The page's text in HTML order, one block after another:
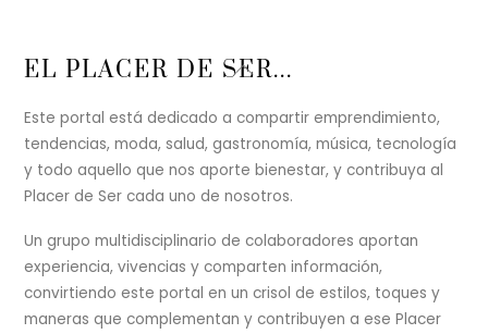
Back
Top
EL PLACER DE SER...
Este portal está dedicado a compartir emprendimiento,
tendencias, moda, salud, gastronomía, música, tecnología
y todo aquello que nos aporte bienestar, y contribuya al
Placer de Ser cada uno de nosotros.
Un grupo multidisciplinario de colaboradores aportan
experiencia, vivencias y comparten información,
convirtiendo este portal en un crisol de estilos, toques y
maneras que complementan y contribuyen a ese Placer